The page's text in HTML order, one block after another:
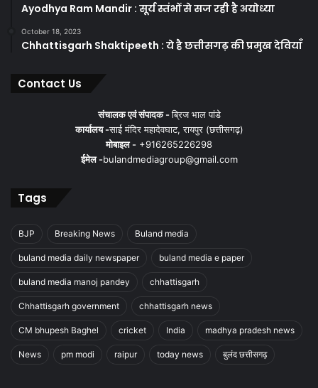
Ayodhya Ram Mandir : सूर्य स्तंभों से सज रही है अयोध्या
October 18, 2023
Chhattisgarh Shaktipeeth : ये है छत्तीसगढ़ की प्रमुख देवियाँ
Contact Us
संचालक एवं संपादक -ब्रिज भाल पांडे
कार्यालय -साई मंदिर महादेवघाट, रायपुर (छत्तीसगढ़)
मोबाइल - +916265226298
ईमेल -bulandmediagroup@gmail.com
Tags
BJP Breaking News Buland media
buland media daily newspaper buland media e paper
buland media manoj pandey chhattisgarh
Chhattisgarh government chhattisgarh news
CM bhupesh Baghel cricket India madhya pradesh news
News pm modi raipur today news बुलंद छत्तीसगढ़